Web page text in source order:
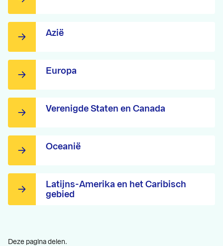
Azië
Europa
Verenigde Staten en Canada
Oceanië
Latijns-Amerika en het Caribisch
gebied
Deze pagina delen.